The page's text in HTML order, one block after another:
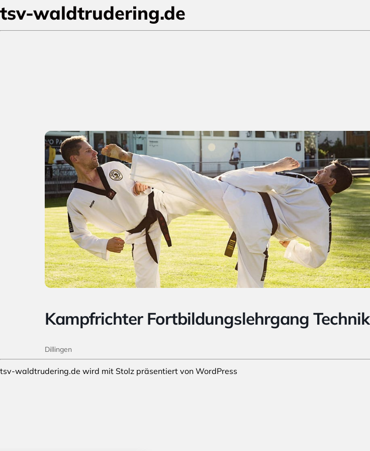
tsv-waldtrudering.de
Kampfrichter Fortbildungslehrgang Technik
Dillingen
tsv-waldtrudering.de wird mit Stolz präsentiert von WordPress